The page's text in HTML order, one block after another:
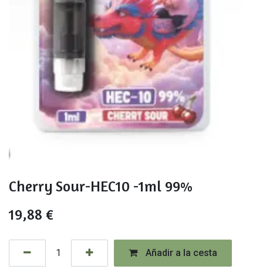
Cherry Sour-HEC10 -1ml 99%
19,88 €
Añadir a la cesta